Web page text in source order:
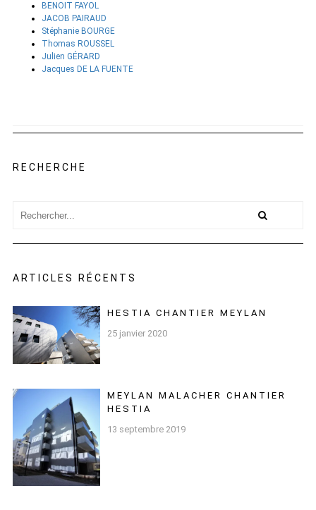
BENOIT FAYOL
JACOB PAIRAUD
Stéphanie BOURGE
Thomas ROUSSEL
Julien GÉRARD
Jacques DE LA FUENTE
RECHERCHE
ARTICLES RÉCENTS
HESTIA CHANTIER MEYLAN
25 janvier 2020
MEYLAN MALACHER CHANTIER
HESTIA
13 septembre 2019